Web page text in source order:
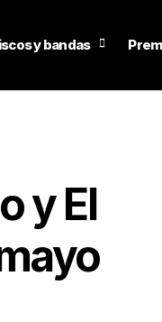
y bandas
y El